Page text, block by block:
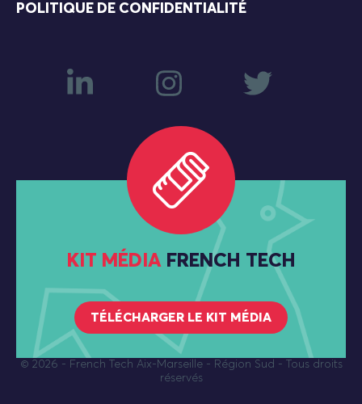
POLITIQUE DE CONFIDENTIALITÉ
KIT MÉDIA FRENCH TECH
TÉLÉCHARGER LE KIT MÉDIA
© 2026 - French Tech Aix-Marseille - Région Sud - Tous droits
réservés